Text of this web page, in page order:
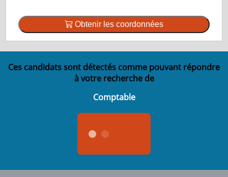
Obtenir les coordonnées
Ces candidats sont détectés comme pouvant répondre
à votre recherche de
Comptable